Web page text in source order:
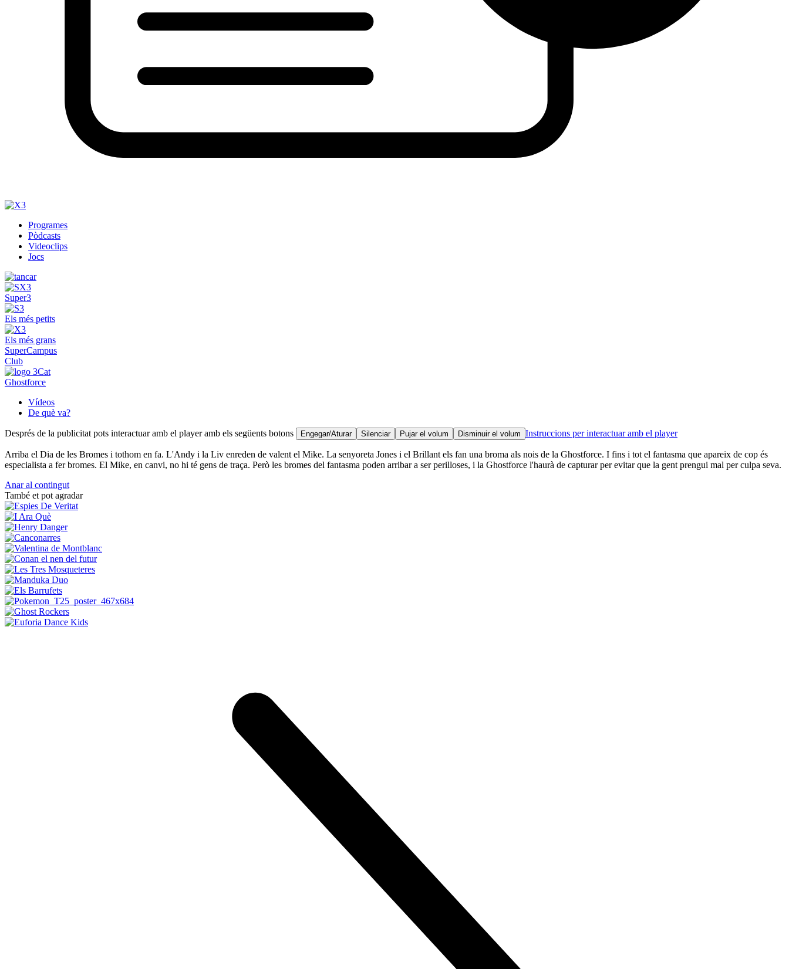
Programes
Pòdcasts
Videoclips
Jocs
Super3
Els més petits
Els més grans
SuperCampus
Club
Ghostforce
Vídeos
De què va?
Després de la publicitat pots interactuar amb el player amb els següents botons Engegar/Aturar Silenciar Pujar el volum Disminuir el volum Instruccions per interactuar amb el player
Arriba el Dia de les Bromes i tothom en fa. L'Andy i la Liv enreden de valent el Mike. La senyoreta Jones i el Brillant els fan una broma als nois de la Ghostforce. I fins i tot el fantasma que apareix de cop és
especialista a fer bromes. El Mike, en canvi, no hi té gens de traça. Però les bromes del fantasma poden arribar a ser perilloses, i la Ghostforce l'haurà de capturar per evitar que la gent prengui mal per culpa seva.
Anar al contingut
També et pot agradar